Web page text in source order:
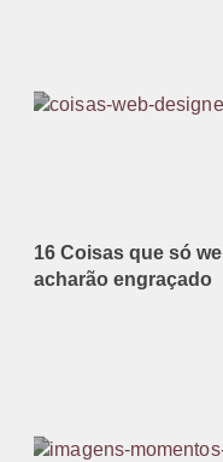
16 Coisas que só
acharão engraçado